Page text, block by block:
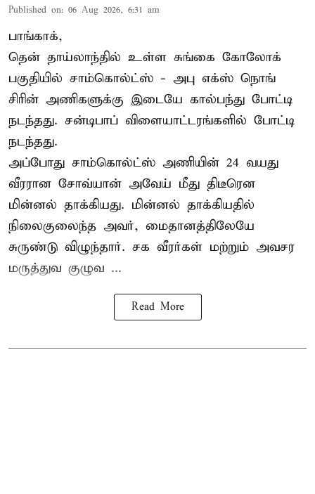
Published on: 06 Aug 2026, 6:31 am
பாங்காக்,
தென் தாய்லாந்தில் உள்ள சுங்கை கோலோக்
பகுதியில் சாம்கொல்ட்ஸ் - அபு எக்ஸ் நொங்
சிரின் அணிகளுக்கு இடையே கால்பந்து போட்டி
நடந்தது. சன்டிபாப் விளையாட்டரங்களில் போட்டி
நடந்தது.
அப்போது சாம்கொல்ட்ஸ் அணியின் 24 வயது
வீரரான சோவ்யான் அவேய் மீது திடீரென
மின்னல் தாக்கியது. மின்னல் தாக்கியதில்
நிலைகுலைந்த அவர், மைதானத்திலேயே
சுருண்டு விழுந்தார். சக வீரர்கள் மற்றும் அவசர
மருத்துவ குழுவ ...
Read More